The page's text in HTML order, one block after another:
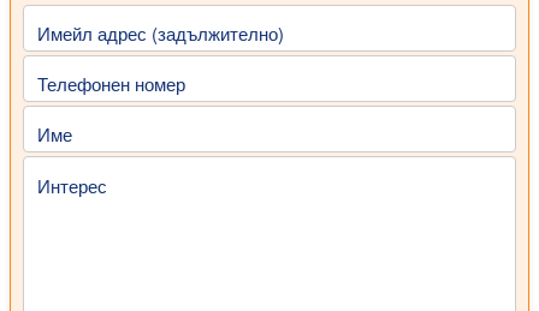
Имейл адрес (задължително)
Телефонен номер
Име
Интерес